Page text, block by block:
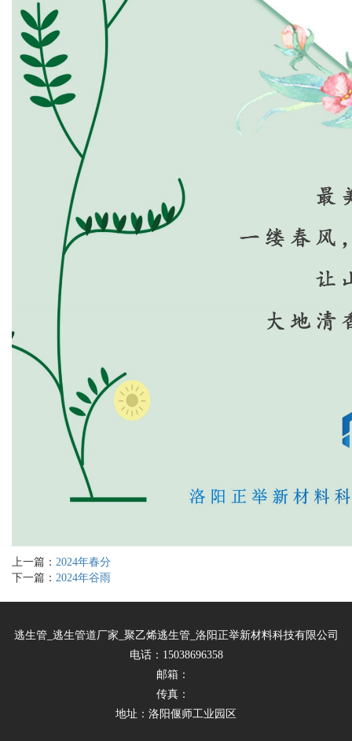
上一篇： 2024年春分
下一篇： 2024年谷雨
逃生管_逃生管道厂家_聚乙烯逃生管_洛阳正举新材料科技有限公司
电话：15038696358
邮箱：
传真：
地址：洛阳偃师工业园区